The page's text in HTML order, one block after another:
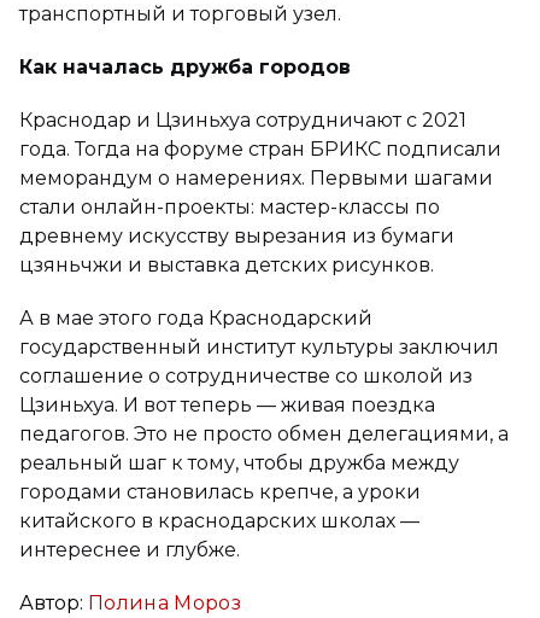
транспортный и торговый узел.
Как началась дружба городов
Краснодар и Цзиньхуа сотрудничают с 2021
года. Тогда на форуме стран БРИКС подписали
меморандум о намерениях. Первыми шагами
стали онлайн-проекты: мастер-классы по
древнему искусству вырезания из бумаги
цзяньчжи и выставка детских рисунков.
А в мае этого года Краснодарский
государственный институт культуры заключил
соглашение о сотрудничестве со школой из
Цзиньхуа. И вот теперь — живая поездка
педагогов. Это не просто обмен делегациями, а
реальный шаг к тому, чтобы дружба между
городами становилась крепче, а уроки
китайского в краснодарских школах —
интереснее и глубже.
Автор: Полина Мороз